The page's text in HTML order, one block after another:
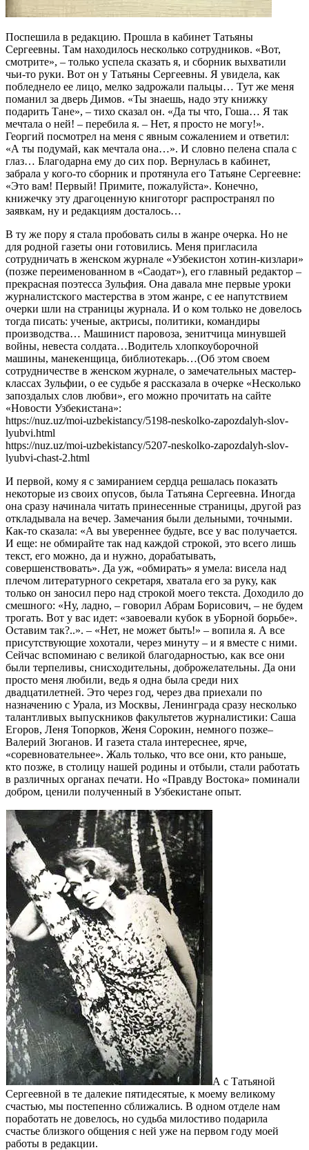
Поспешила в редакцию. Прошла в кабинет Татьяны
Сергеевны. Там находилось несколько сотрудников. «Вот,
смотрите», – только успела сказать я, и сборник выхватили
чьи-то руки. Вот он у Татьяны Сергеевны. Я увидела, как
побледнело ее лицо, мелко задрожали пальцы… Тут же меня
поманил за дверь Димов. «Ты знаешь, надо эту книжку
подарить Тане», – тихо сказал он. «Да ты что, Гоша… Я так
мечтала о ней! – перебила я. – Нет, я просто не могу!».
Георгий посмотрел на меня с явным сожалением и ответил:
«А ты подумай, как мечтала она…». И словно пелена спала с
глаз… Благодарна ему до сих пор. Вернулась в кабинет,
забрала у кого-то сборник и протянула его Татьяне Сергеевне:
«Это вам! Первый! Примите, пожалуйста». Конечно,
книжечку эту драгоценную книготорг распространял по
заявкам, ну и редакциям досталось…
В ту же пору я стала пробовать силы в жанре очерка. Но не
для родной газеты они готовились. Меня пригласила
сотрудничать в женском журнале «Узбекистон хотин-кизлари»
(позже переименованном в «Саодат»), его главный редактор –
прекрасная поэтесса Зульфия. Она давала мне первые уроки
журналистского мастерства в этом жанре, с ее напутствием
очерки шли на страницы журнала. И о ком только не довелось
тогда писать: ученые, актрисы, политики, командиры
производства… Машинист паровоза, зенитчица минувшей
войны, невеста солдата…Водитель хлопкоуборочной
машины, манекенщица, библиотекарь…(Об этом своем
сотрудничестве в женском журнале, о замечательных мастер-
классах Зульфии, о ее судьбе я рассказала в очерке «Несколько
запоздалых слов любви», его можно прочитать на сайте
«Новости Узбекистана»:
https://nuz.uz/moi-uzbekistancy/5198-neskolko-zapozdalyh-slov-
lyubvi.html
https://nuz.uz/moi-uzbekistancy/5207-neskolko-zapozdalyh-slov-
lyubvi-chast-2.html
И первой, кому я с замиранием сердца решалась показать
некоторые из своих опусов, была Татьяна Сергеевна. Иногда
она сразу начинала читать принесенные страницы, другой раз
откладывала на вечер. Замечания были дельными, точными.
Как-то сказала: «А вы увереннее будьте, все у вас получается.
И еще: не обмирайте так над каждой строкой, это всего лишь
текст, его можно, да и нужно, дорабатывать,
совершенствовать». Да уж, «обмирать» я умела: висела над
плечом литературного секретаря, хватала его за руку, как
только он заносил перо над строкой моего текста. Доходило до
смешного: «Ну, ладно, – говорил Абрам Борисович, – не будем
трогать. Вот у вас идет: «завоевали кубок в уБорной борьбе».
Оставим так?..». – «Нет, не может быть!» – вопила я. А все
присутствующие хохотали, через минуту – и я вместе с ними.
Сейчас вспоминаю с великой благодарностью, как все они
были терпеливы, снисходительны, доброжелательны. Да они
просто меня любили, ведь я одна была среди них
двадцатилетней. Это через год, через два приехали по
назначению с Урала, из Москвы, Ленинграда сразу несколько
талантливых выпускников факультетов журналистики: Саша
Егоров, Леня Топорков, Женя Сорокин, немного позже–
Валерий Зюганов. И газета стала интереснее, ярче,
«соревновательнее». Жаль только, что все они, кто раньше,
кто позже, в столицу нашей родины и отбыли, стали работать
в различных органах печати. Но «Правду Востока» поминали
добром, ценили полученный в Узбекистане опыт.
А с Татьяной
Сергеевной в те далекие пятидесятые, к моему великому
счастью, мы постепенно сближались. В одном отделе нам
поработать не довелось, но судьба милостиво подарила
счастье близкого общения с ней уже на первом году моей
работы в редакции.